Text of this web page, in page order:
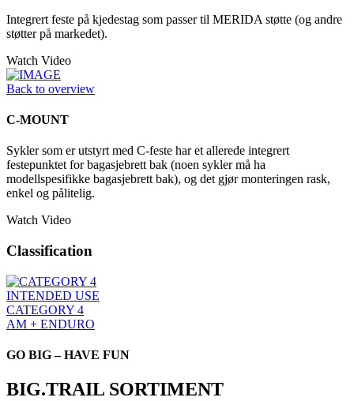
Integrert feste på kjedestag som passer til MERIDA støtte (og andre
støtter på markedet).
Watch Video
Back to overview
C-MOUNT
Sykler som er utstyrt med C-feste har et allerede integrert
festepunktet for bagasjebrett bak (noen sykler må ha
modellspesifikke bagasjebrett bak), og det gjør monteringen rask,
enkel og pålitelig.
Watch Video
Classification
INTENDED USE
CATEGORY 4
AM + ENDURO
GO BIG – HAVE FUN
BIG.TRAIL SORTIMENT